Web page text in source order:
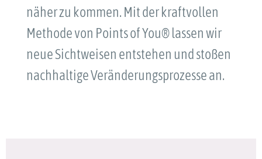
näher zu kommen. Mit der kraftvollen
Methode von Points of You® lassen wir
neue Sichtweisen entstehen und stoßen
nachhaltige Veränderungsprozesse an.